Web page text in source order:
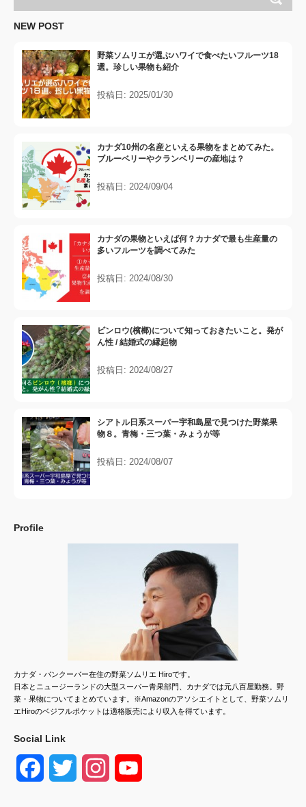
NEW POST
野菜ソムリエが選ぶハワイで食べたいフルーツ18
選。珍しい果物も紹介
投稿日: 2025/01/30
カナダ10州の名産といえる果物をまとめてみた。
ブルーベリーやクランベリーの産地は？
投稿日: 2024/09/04
カナダの果物といえば何？カナダで最も生産量の
多いフルーツを調べてみた
投稿日: 2024/08/30
ビンロウ(檳榔)について知っておきたいこと。発が
ん性 / 結婚式の縁起物
投稿日: 2024/08/27
シアトル日系スーパー宇和島屋で見つけた野菜果
物８。青梅・三つ葉・みょうが等
投稿日: 2024/08/07
Profile
カナダ・バンクーバー在住の野菜ソムリエ Hiroです。
日本とニュージーランドの大型スーパー青果部門、カナダでは元八百屋勤務。野
菜・果物についてまとめています。※Amazonのアソシエイトとして、野菜ソムリ
エHiroのベジフルポケットは適格販売により収入を得ています。
Social Link